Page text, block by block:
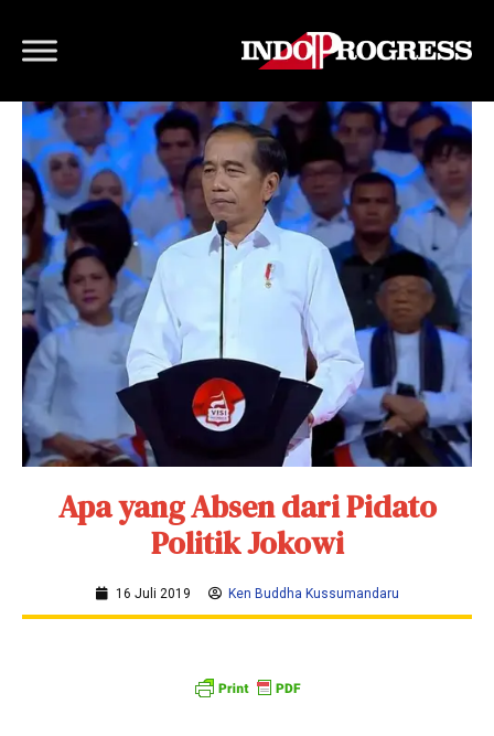
Apa yang Absen dari Pidato
Politik Jokowi
16 Juli 2019 Ken Buddha Kussumandaru